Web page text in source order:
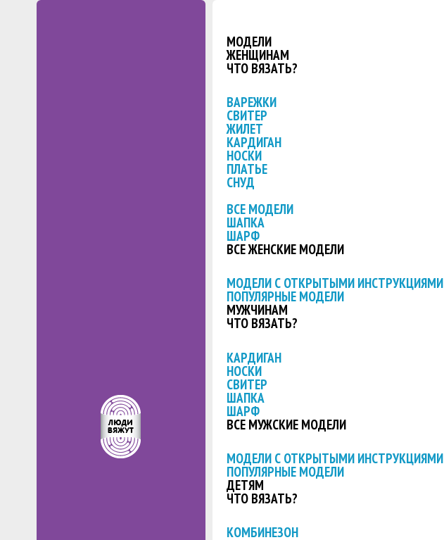
МОДЕЛИ
ЖЕНЩИНАМ
ЧТО ВЯЗАТЬ?
ВАРЕЖКИ
СВИТЕР
ЖИЛЕТ
КАРДИГАН
НОСКИ
ПЛАТЬЕ
СНУД
ВСЕ МОДЕЛИ
ШАПКА
ШАРФ
ВСЕ ЖЕНСКИЕ МОДЕЛИ
МОДЕЛИ С ОТКРЫТЫМИ ИНСТРУКЦИЯМИ
ПОПУЛЯРНЫЕ МОДЕЛИ
МУЖЧИНАМ
ЧТО ВЯЗАТЬ?
КАРДИГАН
НОСКИ
СВИТЕР
ШАПКА
ШАРФ
ВСЕ МУЖСКИЕ МОДЕЛИ
МОДЕЛИ С ОТКРЫТЫМИ ИНСТРУКЦИЯМИ
ПОПУЛЯРНЫЕ МОДЕЛИ
ДЕТЯМ
ЧТО ВЯЗАТЬ?
КОМБИНЕЗОН